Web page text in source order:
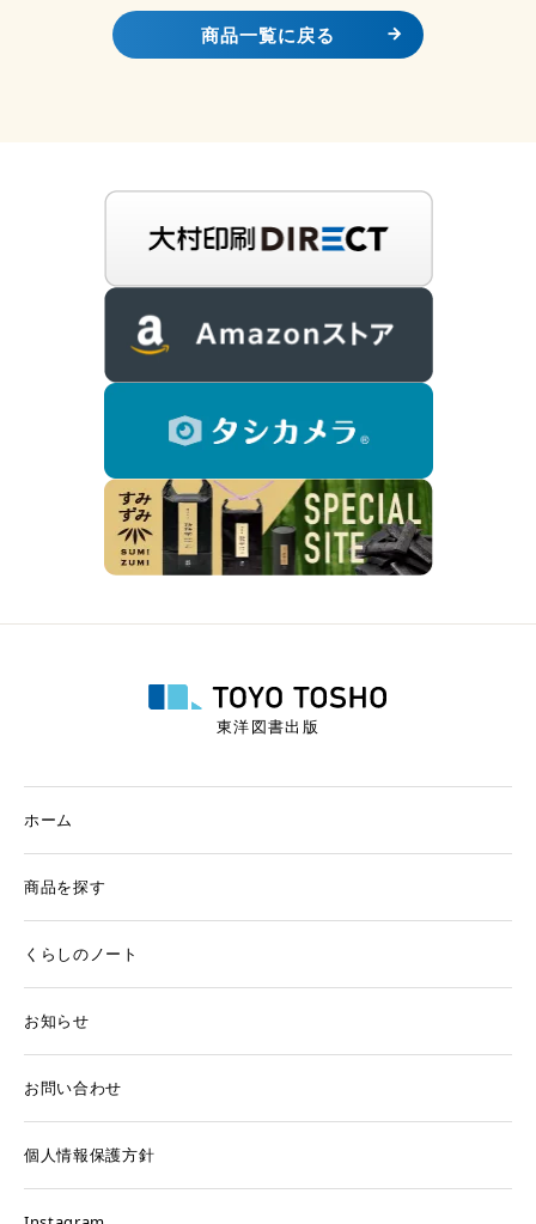
商品一覧に戻る
東洋図書出版
ホーム
商品を探す
くらしのノート
お知らせ
お問い合わせ
個人情報保護方針